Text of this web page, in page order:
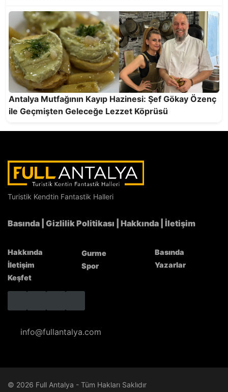
Antalya’da Antalya Lezzetlerini Uygulayan
Restoran Yok!
Antalya Mutfağının Kayıp Hazinesi: Şef Gökay Özenç
ile Geçmişten Geleceğe Lezzet Köprüsü
Turistik Kendtin Fantastik Halleri
Basında Gizlilik Politikası Hakkında İletişim
Hakkında
İletişim
Keşfet
Gurme
Spor
Basında
Yazarlar
info@fullantalya.com
© 2026 Full Antalya - Tüm Hakları Saklıdır